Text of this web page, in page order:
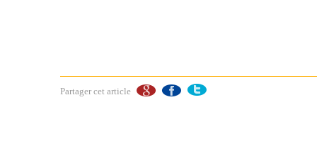
Partager cet article